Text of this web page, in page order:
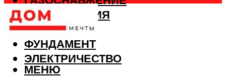
КАНАЛИЗАЦИЯ
ОТОПЛЕНИЕ
ФУНДАМЕНТ
ЭЛЕКТРИЧЕСТВО
МЕНЮ